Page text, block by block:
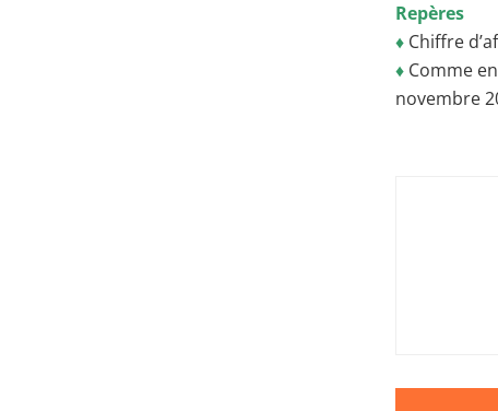
Repères
♦ Chiffre
♦ Comme
novembre